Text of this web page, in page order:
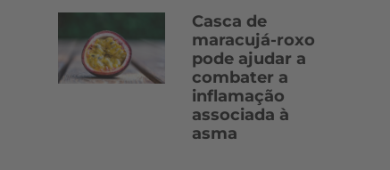
Casca de
maracujá-roxo
pode ajudar a
combater a
inflamação
associada à
asma